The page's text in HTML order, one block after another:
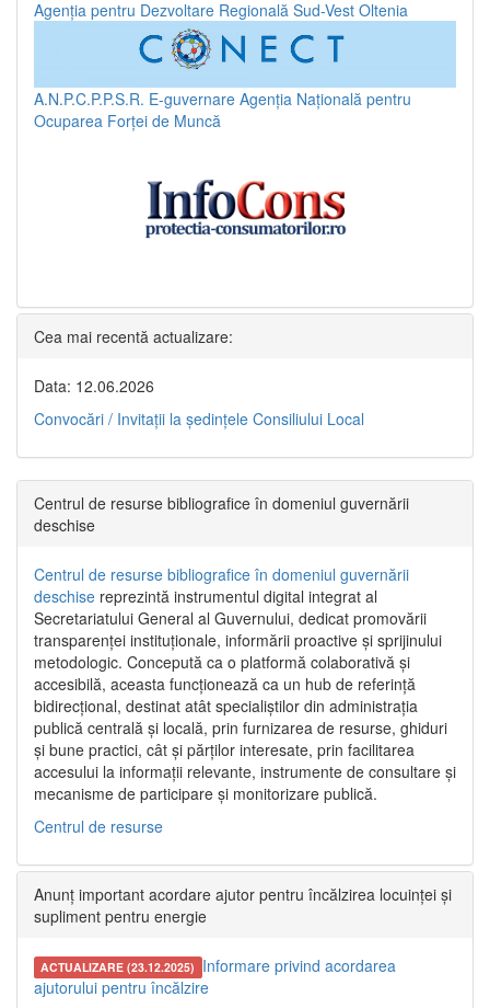
Agenția pentru Dezvoltare Regională Sud-Vest Oltenia
A.N.P.C.P.P.S.R. E-guvernare Agenția Națională pentru
Ocuparea Forței de Muncă
Cea mai recentă actualizare:
Data: 12.06.2026
Convocări / Invitaţii la şedinţele Consiliului Local
Centrul de resurse bibliografice în domeniul guvernării
deschise
Centrul de resurse bibliografice în domeniul guvernării
deschise reprezintă instrumentul digital integrat al
Secretariatului General al Guvernului, dedicat promovării
transparenței instituționale, informării proactive și sprijinului
metodologic. Concepută ca o platformă colaborativă și
accesibilă, aceasta funcționează ca un hub de referință
bidirecțional, destinat atât specialiștilor din administrația
publică centrală și locală, prin furnizarea de resurse, ghiduri
și bune practici, cât și părților interesate, prin facilitarea
accesului la informații relevante, instrumente de consultare și
mecanisme de participare și monitorizare publică.
Centrul de resurse
Anunț important acordare ajutor pentru încălzirea locuinței și
supliment pentru energie
ACTUALIZARE (23.12.2025) Informare privind acordarea
ajutorului pentru încălzire